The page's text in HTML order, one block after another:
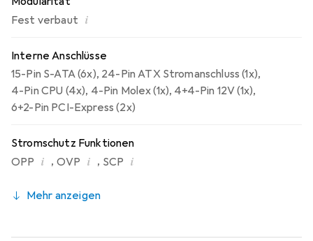
die angewendete Farbe gespeichert und bei jedem
werden kann.
Fest verbaut i
Interne Anschlüsse
15-Pin S-ATA (6x), 24-Pin ATX Stromanschluss (1x),
4-Pin CPU (4x), 4-Pin Molex (1x), 4+4-Pin 12V (1x),
6+2-Pin PCI-Express (2x)
Stromschutz Funktionen
OPP i , OVP i , SCP i
Mehr anzeigen